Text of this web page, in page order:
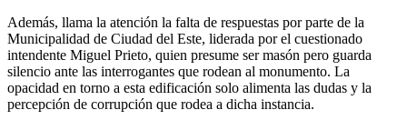
Además, llama la atención la falta de respuestas por parte de la
Municipalidad de Ciudad del Este, liderada por el cuestionado
intendente Miguel Prieto, quien presume ser masón pero guarda
silencio ante las interrogantes que rodean al monumento. La
opacidad en torno a esta edificación solo alimenta las dudas y la
percepción de corrupción que rodea a dicha instancia.